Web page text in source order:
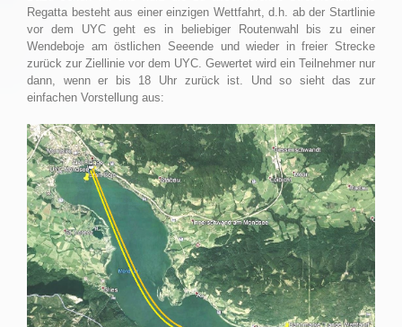
Regatta besteht aus einer einzigen Wettfahrt, d.h. ab der Startlinie
vor dem UYC geht es in beliebiger Routenwahl bis zu einer
Wendeboje am östlichen Seeende und wieder in freier Strecke
zurück zur Ziellinie vor dem UYC. Gewertet wird ein Teilnehmer nur
dann, wenn er bis 18 Uhr zurück ist. Und so sieht das zur
einfachen Vorstellung aus: